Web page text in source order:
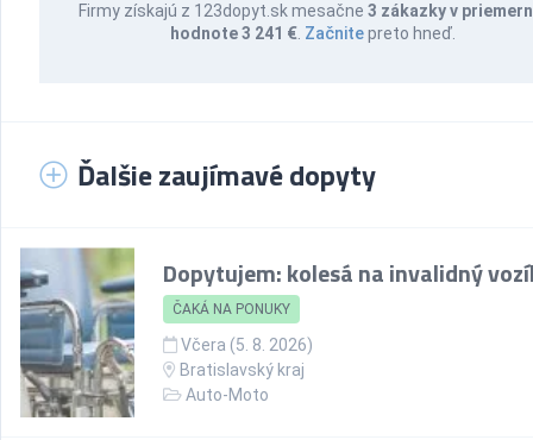
Firmy získajú z 123dopyt.sk mesačne3 zákazky v
hodnote 3 241 € Začnitepreto hneď.
Ďalšie zaujímavé dopyty
Dopytujem: kolesá na invalidný
ČAKÁ NA PONUKY
Včera (5. 8. 2026)
Bratislavský kraj
Auto-Moto